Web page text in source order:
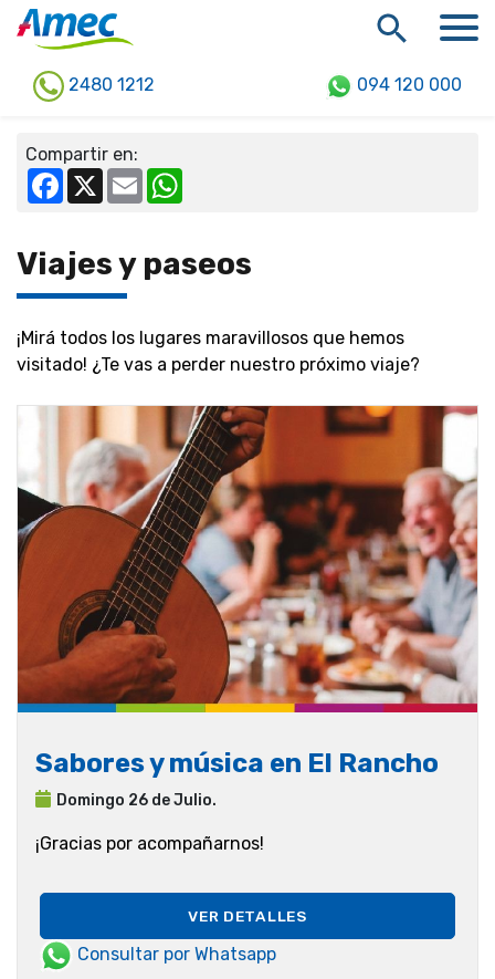
2480 1212 094 120 000
Compartir en:
Facebook
X Email
Viajes y paseos
¡Mirá todos los lugares maravillosos que hemos
visitado! ¿Te vas a perder nuestro próximo viaje?
Sabores y música en El Rancho
Domingo 26 de Julio.
¡Gracias por acompañarnos!
VER DETALLES
Consultar por Whatsapp